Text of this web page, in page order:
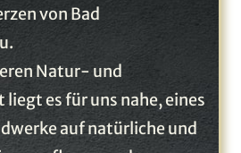
von Bad
Natur- und
es für uns nahe, eines
auf natürliche und